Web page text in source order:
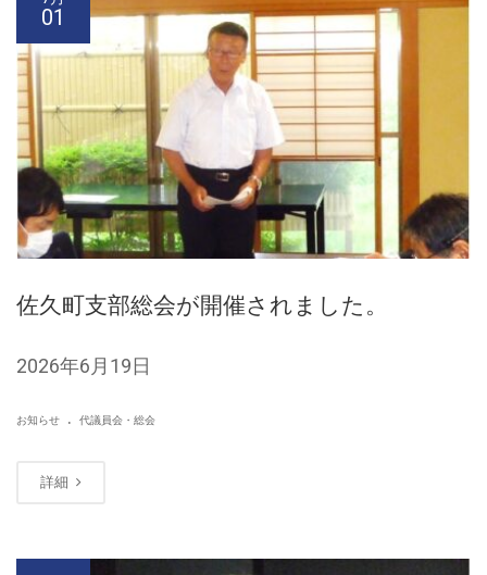
01
佐久町支部総会が開催されました。
2026年6月19日
お知らせ . 代議員会・総会
詳細